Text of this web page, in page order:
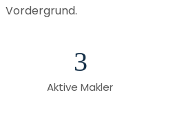
Vordergrund.
3
Aktive Makler